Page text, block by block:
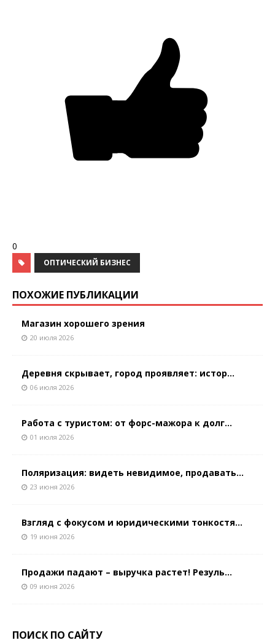
0
ОПТИЧЕСКИЙ БИЗНЕС
ПОХОЖИЕ ПУБЛИКАЦИИ
Магазин хорошего зрения
20 июля 2026
Деревня скрывает, город проявляет: истор...
06 июля 2026
Работа с туристом: от форс-мажора к долг...
01 июля 2026
Поляризация: видеть невидимое, продавать...
23 июня 2026
Взгляд с фокусом и юридическими тонкостя...
19 июня 2026
Продажи падают – выручка растет! Резуль...
09 июня 2026
ПОИСК ПО САЙТУ